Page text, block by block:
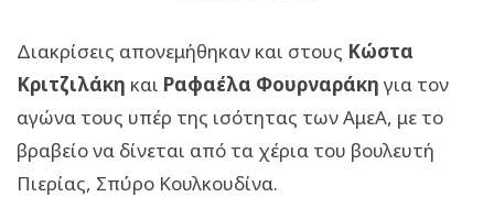
Διακρίσεις απονεμήθηκαν και στους Κώστα
Κριτζιλάκη και Ραφαέλα Φουρναράκη για τον
αγώνα τους υπέρ της ισότητας των ΑμεΑ, με το
βραβείο να δίνεται από τα χέρια του βουλευτή
Πιερίας, Σπύρο Κουλκουδίνα.